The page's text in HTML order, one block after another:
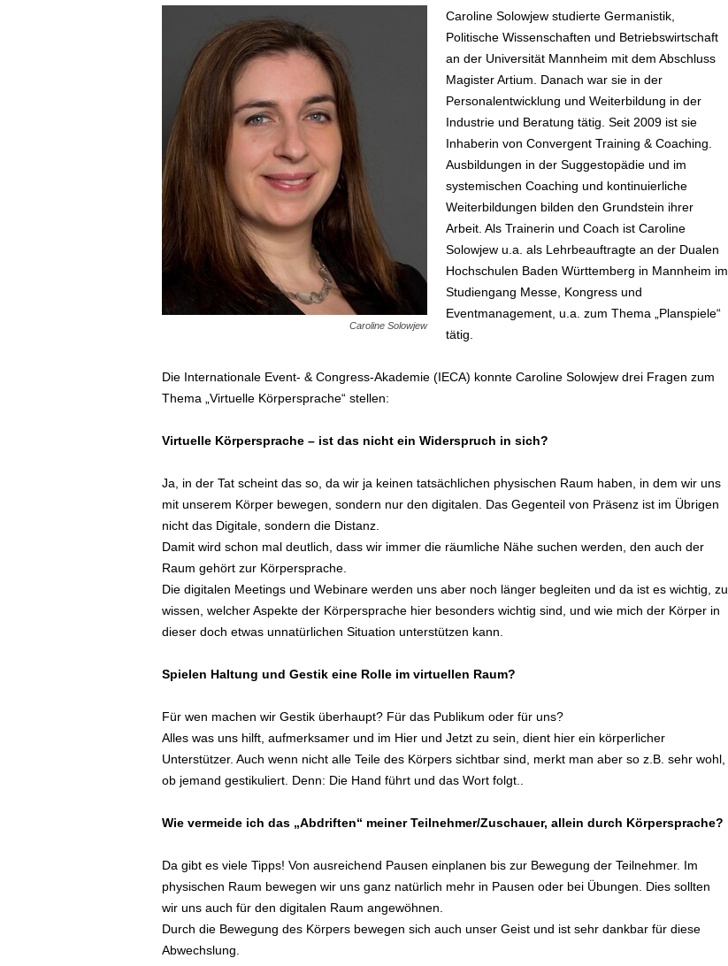
Caroline Solowjew
Caroline Solowjew studierte Germanistik,
Politische Wissenschaften und Betriebswirtschaft
an der Universität Mannheim mit dem Abschluss
Magister Artium. Danach war sie in der
Personalentwicklung und Weiterbildung in der
Industrie und Beratung tätig. Seit 2009 ist sie
Inhaberin von Convergent Training & Coaching.
Ausbildungen in der Suggestopädie und im
systemischen Coaching und kontinuierliche
Weiterbildungen bilden den Grundstein ihrer
Arbeit. Als Trainerin und Coach ist Caroline
Solowjew u.a. als Lehrbeauftragte an der Dualen
Hochschulen Baden Württemberg in Mannheim im
Studiengang Messe, Kongress und
Eventmanagement, u.a. zum Thema „Planspiele“
tätig.
Die Internationale Event- & Congress-Akademie (IECA) konnte Caroline Solowjew drei Fragen zum
Thema „Virtuelle Körpersprache“ stellen:
Virtuelle Körpersprache – ist das nicht ein Widerspruch in sich?
Ja, in der Tat scheint das so, da wir ja keinen tatsächlichen physischen Raum haben, in dem wir uns
mit unserem Körper bewegen, sondern nur den digitalen. Das Gegenteil von Präsenz ist im Übrigen
nicht das Digitale, sondern die Distanz.
Damit wird schon mal deutlich, dass wir immer die räumliche Nähe suchen werden, den auch der
Raum gehört zur Körpersprache.
Die digitalen Meetings und Webinare werden uns aber noch länger begleiten und da ist es wichtig, zu
wissen, welcher Aspekte der Körpersprache hier besonders wichtig sind, und wie mich der Körper in
dieser doch etwas unnatürlichen Situation unterstützen kann.
Spielen Haltung und Gestik eine Rolle im virtuellen Raum?
Für wen machen wir Gestik überhaupt? Für das Publikum oder für uns?
Alles was uns hilft, aufmerksamer und im Hier und Jetzt zu sein, dient hier ein körperlicher
Unterstützer. Auch wenn nicht alle Teile des Körpers sichtbar sind, merkt man aber so z.B. sehr wohl,
ob jemand gestikuliert. Denn: Die Hand führt und das Wort folgt..
Wie vermeide ich das „Abdriften“ meiner Teilnehmer/Zuschauer, allein durch Körpersprache?
Da gibt es viele Tipps! Von ausreichend Pausen einplanen bis zur Bewegung der Teilnehmer. Im
physischen Raum bewegen wir uns ganz natürlich mehr in Pausen oder bei Übungen. Dies sollten
wir uns auch für den digitalen Raum angewöhnen.
Durch die Bewegung des Körpers bewegen sich auch unser Geist und ist sehr dankbar für diese
Abwechslung.